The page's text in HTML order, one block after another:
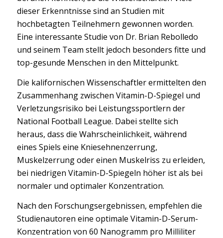
dieser Erkenntnisse sind an Studien mit
hochbetagten Teilnehmern gewonnen worden.
Eine interessante Studie von Dr. Brian Rebolledo
und seinem Team stellt jedoch besonders fitte und
top-gesunde Menschen in den Mittelpunkt.
Die kalifornischen Wissenschaftler ermittelten den
Zusammenhang zwischen Vitamin-D-Spiegel und
Verletzungsrisiko bei Leistungssportlern der
National Football League. Dabei stellte sich
heraus, dass die Wahrscheinlichkeit, während
eines Spiels eine Kniesehnenzerrung,
Muskelzerrung oder einen Muskelriss zu erleiden,
bei niedrigen Vitamin-D-Spiegeln höher ist als bei
normaler und optimaler Konzentration.
Nach den Forschungsergebnissen, empfehlen die
Studienautoren eine optimale Vitamin-D-Serum-
Konzentration von 60 Nanogramm pro Milliliter